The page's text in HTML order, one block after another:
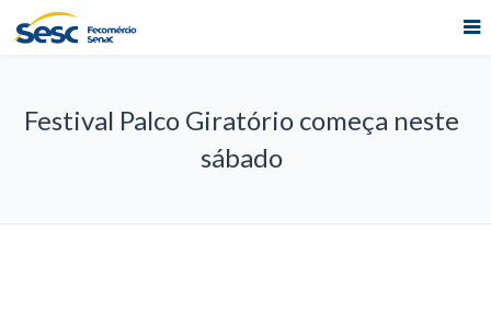
Festival Palco Giratório começa neste
sábado